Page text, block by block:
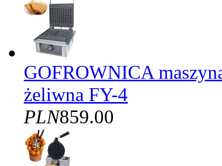
GOFROWNICA
żeliwna FY-4
PLN859.00